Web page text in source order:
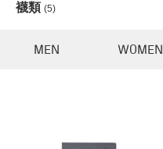
襪類 (5)
MEN WOMEN